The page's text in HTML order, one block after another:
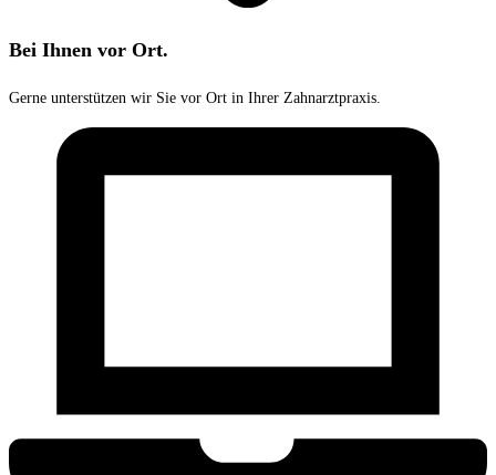
Bei Ihnen vor Ort.
Gerne unterstützen wir Sie vor Ort in Ihrer Zahnarztpraxis.